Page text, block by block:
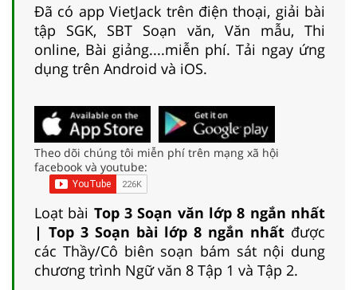
Đã có app VietJack trên điện thoại, giải bài
tập SGK, SBT Soạn văn, Văn mẫu, Thi
online, Bài giảng....miễn phí. Tải ngay ứng
dụng trên Android và iOS.
Theo dõi chúng tôi miễn phí trên mạng xã hội
facebook và youtube:
Loạt bài Top 3 Soạn văn lớp 8 ngắn nhất
| Top 3 Soạn bài lớp 8 ngắn nhất được
các Thầy/Cô biên soạn bám sát nội dung
chương trình Ngữ văn 8 Tập 1 và Tập 2.